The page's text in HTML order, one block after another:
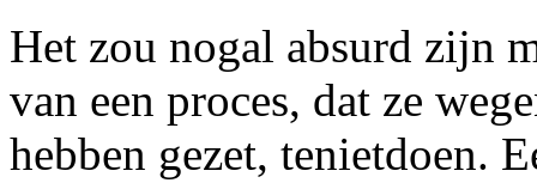
Het zou nogal absurd zijn
van een proces, dat ze
hebben gezet, tenietdoen.